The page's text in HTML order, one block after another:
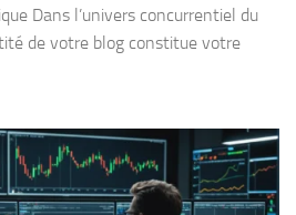
Dans l’univers concurrentiel du
de votre blog constitue votre